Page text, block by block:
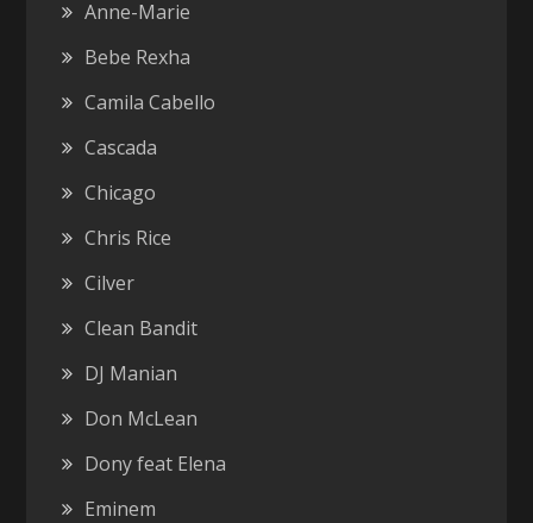
Anne-Marie
Bebe Rexha
Camila Cabello
Cascada
Chicago
Chris Rice
Cilver
Clean Bandit
DJ Manian
Don McLean
Dony feat Elena
Eminem